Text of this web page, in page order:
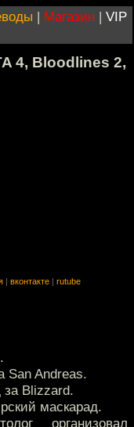
| Магазин | VIP
4, Bloodlines 2,
вконтакте rutube
San Andreas.
за Blizzard.
маскарад.
организовал